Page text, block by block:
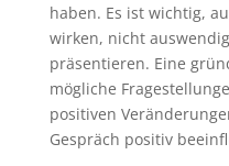
haben. Es ist wichtig,
wirken, nicht
präsentieren. Eine
mögliche
positiven
Gespräch positiv